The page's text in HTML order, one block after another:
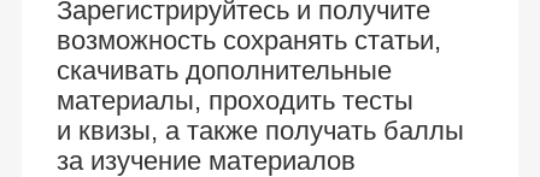
Зарегистрируйтесь и получите
возможность сохранять статьи,
скачивать дополнительные
материалы, проходить тесты
и квизы, а также получать баллы
за изучение материалов